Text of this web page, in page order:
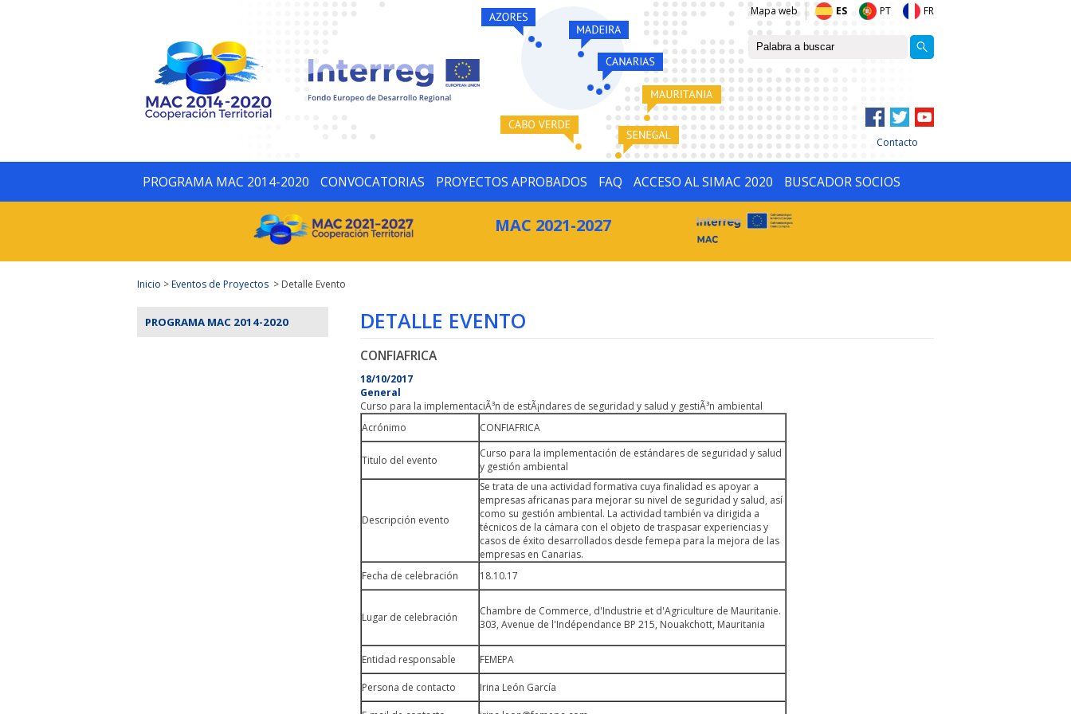
Mapa web ES PT FR
Contacto
PROGRAMA MAC 2014-2020 CONVOCATORIAS PROYECTOS APROBADOS FAQ ACCESO AL SIMAC 2020 BUSCADOR SOCIOS
MAC 2021-2027
Inicio >Eventos de Proyectos > Detalle Evento
PROGRAMA MAC 2014-2020 DETALLE EVENTO
CONFIAFRICA
18/10/2017
General
Curso para la implementaciÃ³n de estÃ¡ndares de seguridad y salud y gestiÃ³n ambiental
Acrónimo
CONFIAFRICA
Titulo del evento
Curso para la implementación de estándares de seguridad y salud
y gestión ambiental
Descripción evento
Se trata de una actividad formativa cuya finalidad es apoyar a
empresas africanas para mejorar su nivel de seguridad y salud, así
como su gestión ambiental. La actividad también va dirigida a
técnicos de la cámara con el objeto de traspasar experiencias y
casos de éxito desarrollados desde femepa para la mejora de las
empresas en Canarias.
Fecha de celebración
18.10.17
Lugar de celebración
Chambre de Commerce, d'Industrie et d'Agriculture de Mauritanie.
303, Avenue de l'Indépendance BP 215, Nouakchott, Mauritania
Entidad responsable FEMEPA
Persona de contacto Irina León García